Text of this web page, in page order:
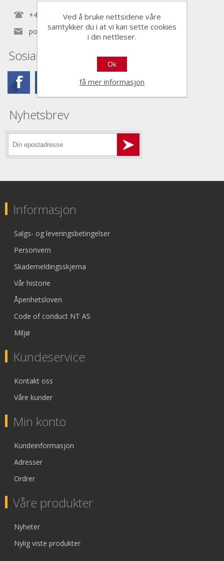
+47 22 30 40 70
post@nordictools.no
Sosiale medier
Nyhetsbrev
Informasjon
Salgs- og leveringsbetingelser
Personvern
Skademeldingsskjema
Vår historie
Åpenhetsloven
Code of conduct NT AS
Miljø
Kundeservice
Kontakt oss
Våre kunder
Min konto
Kundeinformasjon
Adresser
Ordrer
Våre produkter
Nyheter
Nylig viste produkter
Ved å bruke nettsidene våre
samtykker du i at vi kan sette cookies
i din nettleser.
Ok
få mer informasjon